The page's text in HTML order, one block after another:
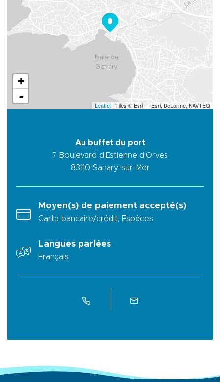
+
-
Leaflet | Tiles © Esri — Esri, DeLorme, NAVTEQ
Au buffet du port
7 Boulevard d'Estienne d'Orves
83110 Sanary-sur-Mer
Moyen(s) de paiement accepté(s)
Carte bancaire/crédit, Espèces
Langues parlées
Français